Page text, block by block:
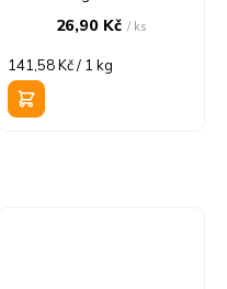
26,90 Kč/ ks
Měrná
cena:
141,58 Kč / 1 kg